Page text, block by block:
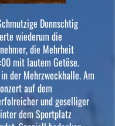
Donnschtig
wiederum die
die Mehrheit
mit lautem Getöse.
der Mehrzweckhalle. Am
auf dem
und geselliger
dem Sportplatz